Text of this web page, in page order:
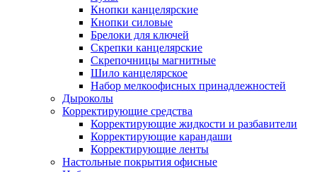
Кнопки канцелярские
Кнопки силовые
Брелоки для ключей
Скрепки канцелярские
Скрепочницы магнитные
Шило канцелярское
Набор мелкоофисных принадлежностей
Дыроколы
Корректирующие средства
Корректирующие жидкости и разбавители
Корректирующие карандаши
Корректирующие ленты
Настольные покрытия офисные